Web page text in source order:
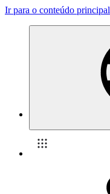
Ir para o conteúdo principal